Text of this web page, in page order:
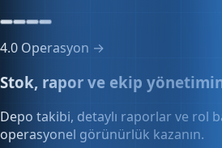
4.0Operasyon →
Stok, rapor ve ekip
Depo takibi, detaylı raporlar ve rol
operasyonel görünürlük kazanın.
Stok uyarıları